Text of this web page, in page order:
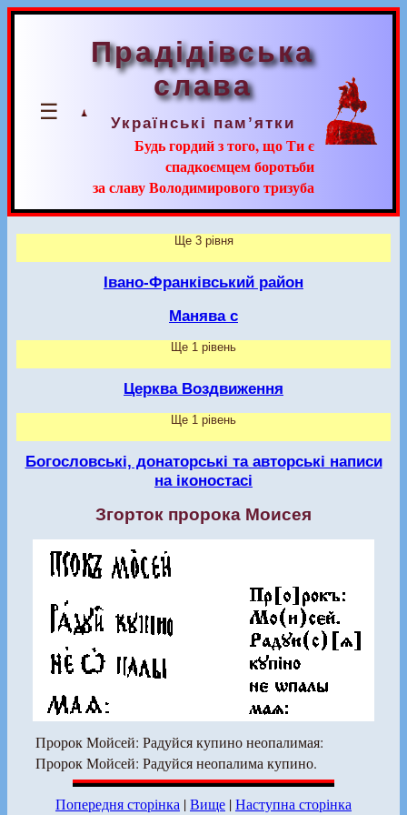
☰
Прадідівська
слава
Українські пам’ятки
Будь гордий з того, що Ти є
спадкоємцем боротьби
за славу Володимирового тризуба
Ще 3 рівня
Івано-Франківський район
Манява с
Ще 1 рівень
Церква Воздвиження
Ще 1 рівень
Богословські, донаторські та авторські написи
на іконостасі
Згорток пророка Моисея
Пророк Мойсей: Радуйся купино неопалимая:
Пророк Мойсей: Радуйся неопалима купино.
Попередня сторінка |Вище |Наступна сторінка